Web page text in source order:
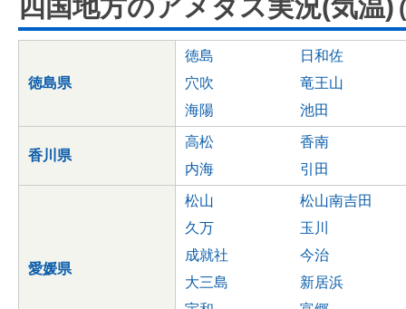
四国地方のアメダス実況(気温)
徳島県
徳島
日和佐
穴吹
竜王山
海陽
池田
香川県
高松
香南
内海
引田
愛媛県
松山
松山南吉田
久万
玉川
成就社
今治
大三島
新居浜